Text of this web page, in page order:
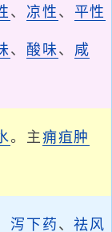
、 凉性 、 平性
、 酸味、 咸
。主痈疽肿
泻下药 、祛风